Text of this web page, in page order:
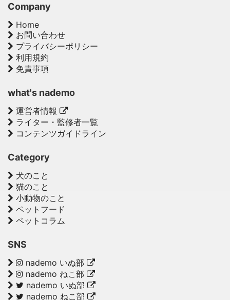
Company
Home
お問い合わせ
プライバシーポリシー
利用規約
免責事項
what's nademo
運営者情報
ライター・監修者一覧
コンテンツガイドライン
Category
犬のこと
猫のこと
小動物のこと
ペットフード
ペットコラム
SNS
nademo いぬ部
nademo ねこ部
nademo いぬ部
nademo ねこ部